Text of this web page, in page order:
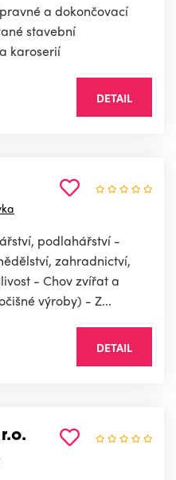
a dokončovací
stavební
karoserií
DETAIL
podlahářství -
zahradnictví,
- Chov zvířat a
výroby) - Z...
DETAIL